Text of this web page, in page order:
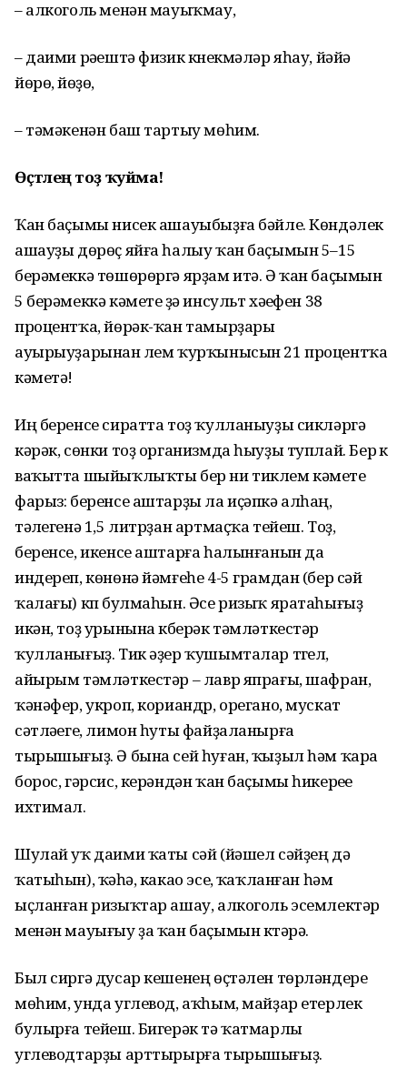
– алкоголь менән мауыҡмау,
– даими рәүештә физик күнекмәләр яһау, йәйәү
йөрөү, йөҙөү,
– тәмәкенән баш тартыу мөһим.
Өҫтәлеңә тоҙ ҡуйма!
Ҡан баҫымы нисек ашауыбыҙға бәйле. Көндәлек
ашауҙы дөрөҫ яйға һалыу ҡан баҫымын 5–15
берәмеккә төшөрөргә ярҙам итә. Ә ҡан баҫымын
5 берәмеккә кәметеү ҙә инсульт хәүефен 38
процентҡа, йөрәк-ҡан тамырҙары
ауырыуҙарынан үлем ҡурҡынысын 21 процентҡа
кәметә!
Иң беренсе сиратта тоҙ ҡулланыуҙы сикләргә
кәрәк, сөнки тоҙ организмда һыуҙы туплай. Бер үк
ваҡытта шыйыҡлыҡты бер ни тиклем кәметеү
фарыз: беренсе аштарҙы ла иҫәпкә алһаң,
тәүлегенә 1,5 литрҙан артмаҫҡа тейеш. Тоҙ,
беренсе, икенсе аштарға һалынғанын да
индереп, көнөнә йәмғеһе 4-5 грамдан (бер сәй
ҡалағы) күп булмаһын. Әсе ризыҡ яратаһығыҙ
икән, тоҙ урынына күберәк тәмләткестәр
ҡулланығыҙ. Тик әҙер ҡушымталар түгел,
айырым тәмләткестәр – лавр япрағы, шафран,
ҡәнәфер, укроп, кориандр, орегано, мускат
сәтләүеге, лимон һуты файҙаланырға
тырышығыҙ. Ә бына сей һуған, ҡыҙыл һәм ҡара
борос, гәрсис, керәндән ҡан баҫымы һикереүе
ихтимал.
Шулай уҡ даими ҡаты сәй (йәшел сәйҙең дә
ҡатыһын), ҡәһүә, какао эсеү, ҡаҡланған һәм
ыҫланған ризыҡтар ашау, алкоголь эсемлектәр
менән мауығыу ҙа ҡан баҫымын күтәрә.
Был сиргә дусар кешенең өҫтәлен төрләндереү
мөһим, унда углевод, аҡһым, майҙар етерлек
булырға тейеш. Бигерәк тә ҡатмарлы
углеводтарҙы арттырырға тырышығыҙ.